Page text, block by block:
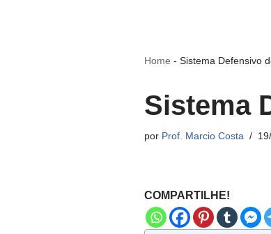
Home - Sistema Defensivo
Sistema
por Prof. Marcio Costa
COMPARTILHE!